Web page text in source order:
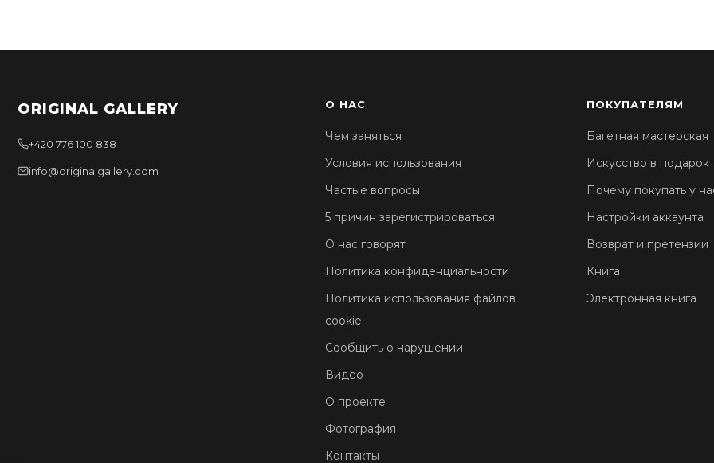
ORIGINAL GALLERY
+420 776 100 838
info@originalgallery.com
О НАС
Чем заняться
Условия использования
Частые вопросы
5 причин зарегистрироваться
О нас говорят
Политика конфиденциальности
Политика использования файлов
cookie
Сообщить о нарушении
Видео
О проекте
Фотография
Контакты
ПОКУПАТЕЛЯМ
Багетная мастерская
Искусство в подарок
Почему покупать у
Настройки аккаунта
Возврат и претензии
Книга
Электронная книга